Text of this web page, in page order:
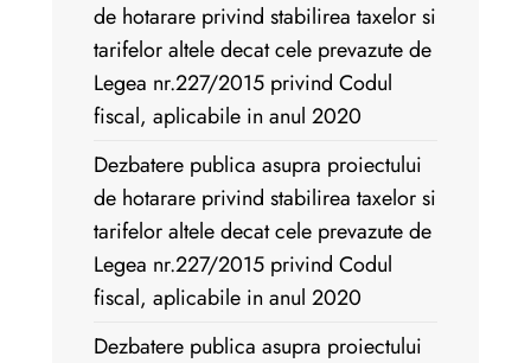
de hotarare privind stabilirea taxelor si
tarifelor altele decat cele prevazute de
Legea nr.227/2015 privind Codul
fiscal, aplicabile in anul 2020
Dezbatere publica asupra proiectului
de hotarare privind stabilirea taxelor si
tarifelor altele decat cele prevazute de
Legea nr.227/2015 privind Codul
fiscal, aplicabile in anul 2020
Dezbatere publica asupra proiectului